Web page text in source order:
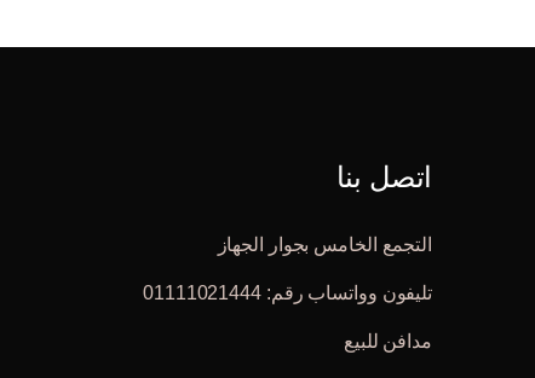
اتصل بنا
التجمع الخامس بجوار الجهاز
تليفون وواتساب رقم: 01111021444
مدافن للبيع